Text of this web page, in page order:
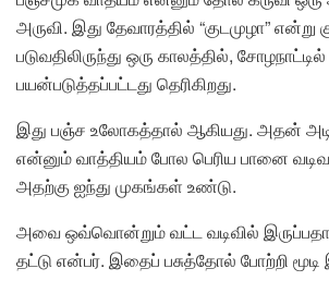
அருவி. இது தேவாரத்தில் “குடமுழா” என்று
படுவதிலிருந்து ஒரு காலத்தில்,
பயன்படுத்தப்பட்டது தெரிகிறது.
இது பஞ்ச உலோகத்தால் ஆகியது. அதன்
என்னும் வாத்தியம் போல பெரிய பானை
அதற்கு ஐந்து முகங்கள் உண்டு.
அவை ஒவ்வொன்றும் வட்ட வடிவில்
தட்டு என்பர். இதைப் பசுத்தோல் போற்றி மூடி